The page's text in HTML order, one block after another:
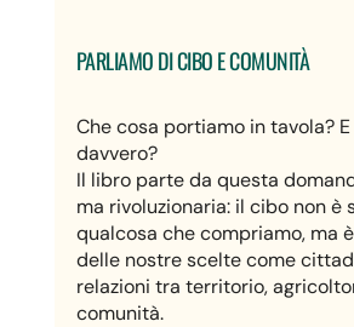
PARLIAMO DI CIBO E COMUNITÀ
Che cosa portiamo in tavola?
davvero?
Il libro parte da questa
ma rivoluzionaria: il cibo non è
qualcosa che compriamo, ma
delle nostre scelte come
relazioni tra territorio,
comunità.